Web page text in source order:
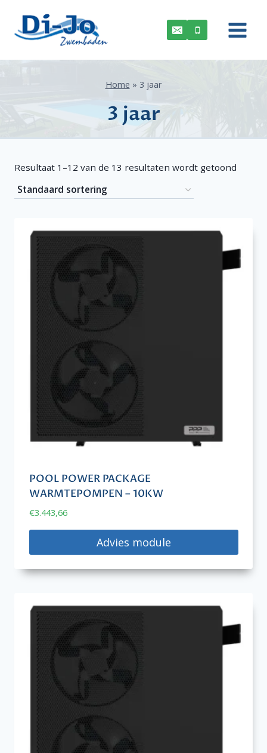
inhoud
Home » 3 jaar
3 jaar
Resultaat 1–12 van de 13 resultaten wordt getoond
POOL POWER PACKAGE
WARMTEPOMPEN – 10KW
€3.443,66
Advies module